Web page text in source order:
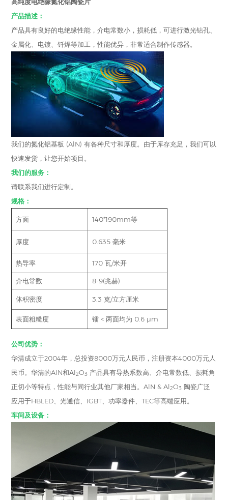
产品描述：
产品具有良好的电绝缘性能，介电常数小，损耗低，可进行激光钻孔、
金属化、电镀、钎焊等加工，性能优异，非常适合制作传感器。
我们的氮化铝基板 (AlN) 有各种尺寸和厚度。由于库存充足，我们可以
快速发货，让您开始项目。
我们的服务：
请联系我们进行定制。
规格：
方面 140*190mm等
厚度 0.635 毫米
热导率 170 瓦/米开
介电常数 8-9(兆赫)
体积密度 3.3 克/立方厘米
表面粗糙度 镭 < 两面均为 0.6 μm
公司优势：
华清成立于2004年，总投资8000万元人民币，注册资本4000万元人
民币。华清的AlN和Al2O3 产品具有导热系数高、介电常数低、损耗角
正切小等特点，性能与同行业其他厂家相当。AlN & Al2O3 陶瓷广泛
应用于HBLED、光通信、IGBT、功率器件、TEC等高端应用。
车间及设备：